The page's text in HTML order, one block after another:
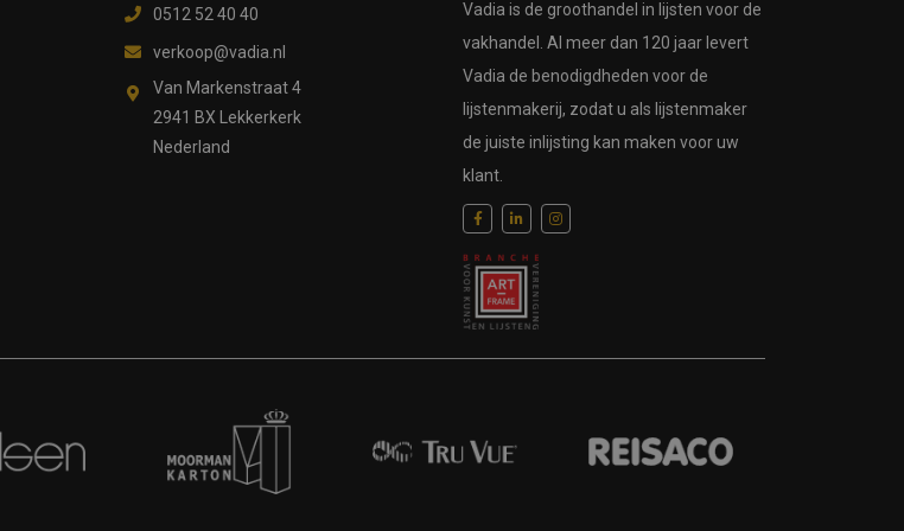
0512 52 40 40
verkoop@vadia.nl
Van Markenstraat 4
2941 BX Lekkerkerk
Nederland
Vadia is de groothandel in lijsten voor de
vakhandel. Al meer dan 120 jaar levert
Vadia de benodigdheden voor de
lijstenmakerij, zodat u als lijstenmaker
de juiste inlijsting kan maken voor uw
klant.